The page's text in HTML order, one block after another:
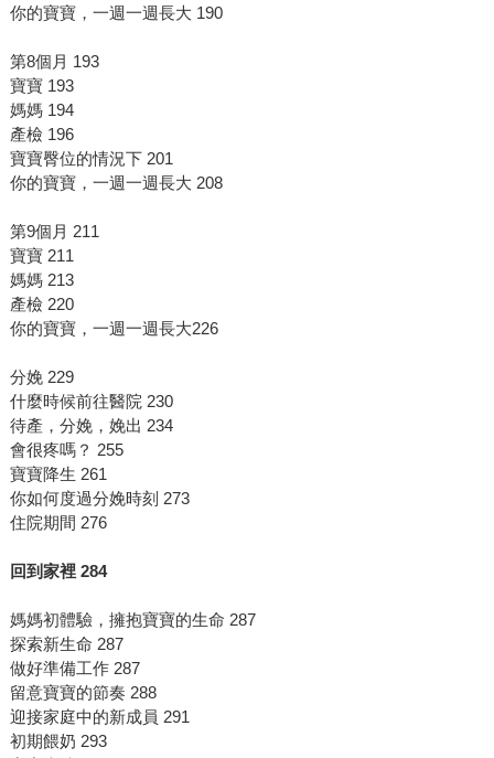
你的寶寶，一週一週長大 190
第8個月 193
寶寶 193
媽媽 194
產檢 196
寶寶臀位的情況下 201
你的寶寶，一週一週長大 208
第9個月 211
寶寶 211
媽媽 213
產檢 220
你的寶寶，一週一週長大226
分娩 229
什麼時候前往醫院 230
待產，分娩，娩出 234
會很疼嗎？ 255
寶寶降生 261
你如何度過分娩時刻 273
住院期間 276
回到家裡284
媽媽初體驗，擁抱寶寶的生命 287
探索新生命 287
做好準備工作 287
留意寶寶的節奏 288
迎接家庭中的新成員 291
初期餵奶 293